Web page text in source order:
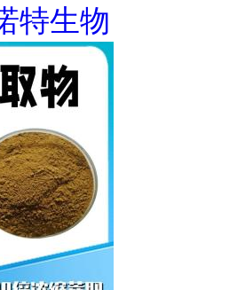
特生物